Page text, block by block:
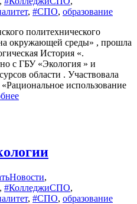
, #СПО, образование
политехнического
окружающей среды» , прошла
История «.
с ГБУ «Экология » и
области . Участвовала
использование
Новости,
, #КолледжиСПО,
, #СПО, образование